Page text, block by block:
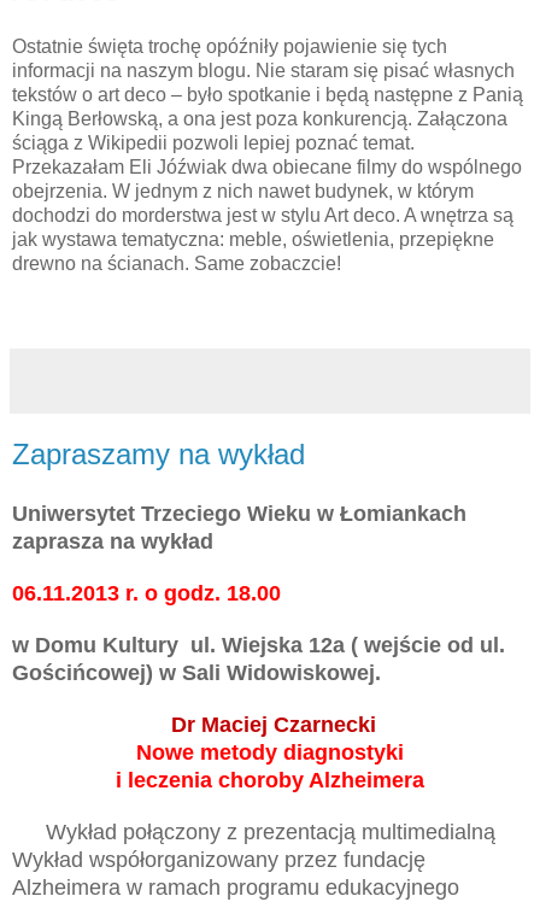
Ostatnie święta trochę opóźniły pojawienie się tych
informacji na naszym blogu. Nie staram się pisać własnych
tekstów o art deco – było spotkanie i będą następne z Panią
Kingą Berłowską, a ona jest poza konkurencją. Załączona
ściąga z Wikipedii pozwoli lepiej poznać temat.
Przekazałam Eli Jóźwiak dwa obiecane filmy do wspólnego
obejrzenia. W jednym z nich nawet budynek, w którym
dochodzi do morderstwa jest w stylu Art deco. A wnętrza są
jak wystawa tematyczna: meble, oświetlenia, przepiękne
drewno na ścianach. Same zobaczcie!
Zapraszamy na wykład
Uniwersytet Trzeciego Wieku w Łomiankach
zaprasza na wykład
06.11.2013 r. o godz. 18.00
w Domu Kultury ul. Wiejska 12a ( wejście od ul.
Gościńcowej) w Sali Widowiskowej.
Dr Maciej Czarnecki
Nowe metody diagnostyki
i leczenia choroby Alzheimera
Wykład połączony z prezentacją multimedialną
Wykład współorganizowany przez fundację
Alzheimera w ramach programu edukacyjnego